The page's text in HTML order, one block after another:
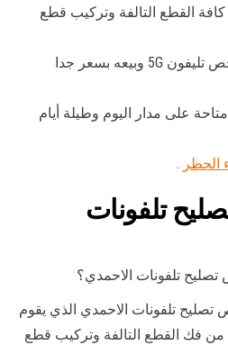
كافة القطع التالفة وتركيب قطع
نعمل على استيراد ارخص تليفون 5G وبيعه بسعر جدا
على مدار اليوم وطيلة أيام
الحظر .
تلفونات
تلفونات الاحمدي؟
تلفونات الاحمدي الذي يقوم
من فك القطع التالفة وتركيب قطع